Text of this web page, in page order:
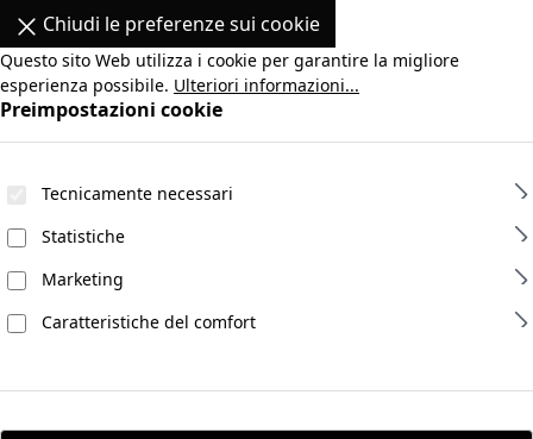
Chiudi le preferenze sui cookie
Questo sito Web utilizza i cookie per garantire la migliore
esperienza possibile. Ulteriori informazioni...
Preimpostazioni cookie
Tecnicamente necessari
Statistiche
Marketing
Caratteristiche del comfort